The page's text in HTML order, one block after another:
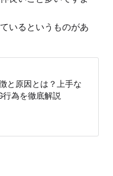
いるというものがあ
と原因とは？上手な
行為を徹底解説